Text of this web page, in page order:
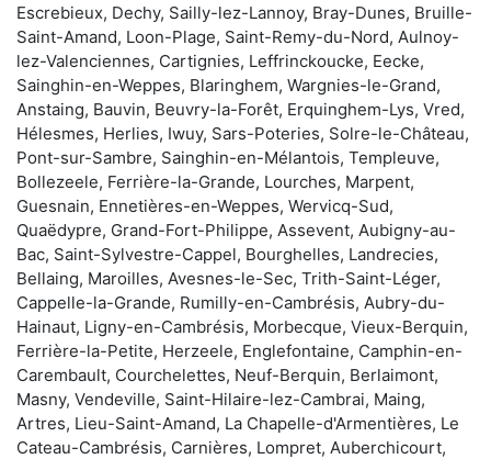
Escrebieux, Dechy, Sailly-lez-Lannoy, Bray-Dunes, Bruille-
Saint-Amand, Loon-Plage, Saint-Remy-du-Nord, Aulnoy-
lez-Valenciennes, Cartignies, Leffrinckoucke, Eecke,
Sainghin-en-Weppes, Blaringhem, Wargnies-le-Grand,
Anstaing, Bauvin, Beuvry-la-Forêt, Erquinghem-Lys, Vred,
Hélesmes, Herlies, Iwuy, Sars-Poteries, Solre-le-Château,
Pont-sur-Sambre, Sainghin-en-Mélantois, Templeuve,
Bollezeele, Ferrière-la-Grande, Lourches, Marpent,
Guesnain, Ennetières-en-Weppes, Wervicq-Sud,
Quaëdypre, Grand-Fort-Philippe, Assevent, Aubigny-au-
Bac, Saint-Sylvestre-Cappel, Bourghelles, Landrecies,
Bellaing, Maroilles, Avesnes-le-Sec, Trith-Saint-Léger,
Cappelle-la-Grande, Rumilly-en-Cambrésis, Aubry-du-
Hainaut, Ligny-en-Cambrésis, Morbecque, Vieux-Berquin,
Ferrière-la-Petite, Herzeele, Englefontaine, Camphin-en-
Carembault, Courchelettes, Neuf-Berquin, Berlaimont,
Masny, Vendeville, Saint-Hilaire-lez-Cambrai, Maing,
Artres, Lieu-Saint-Amand, La Chapelle-d'Armentières, Le
Cateau-Cambrésis, Carnières, Lompret, Auberchicourt,